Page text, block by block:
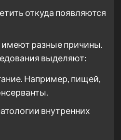
откуда появляются
разные причины.
выделяют:
Например, пищей,
внутренних